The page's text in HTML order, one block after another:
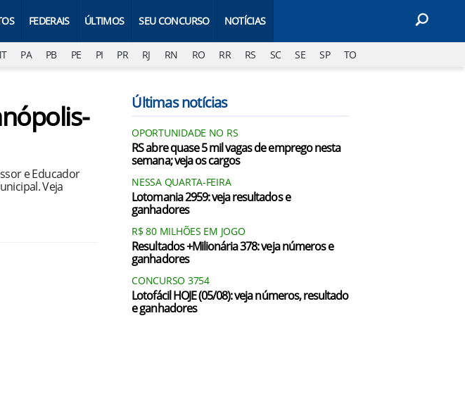
FEDERAIS ÚLTIMOS SEU CONCURSO NOTÍCIAS
PA PB PE PI PR RJ RN RO RR RS SC SE SP TO
e Educador
Veja
Últimas notícias
OPORTUNIDADE NO RS
RS abre quase 5 mil vagas de emprego nesta
semana; veja os cargos
NESSA QUARTA-FEIRA
Lotomania 2959: veja resultados e
ganhadores
R$ 80 MILHÕES EM JOGO
Resultados +Milionária 378: veja números e
ganhadores
CONCURSO 3754
Lotofácil HOJE (05/08): veja números, resultado
e ganhadores